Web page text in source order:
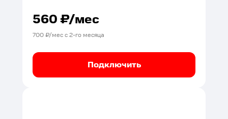
560₽/мес
700₽/мес с2-го месяца
Подключить